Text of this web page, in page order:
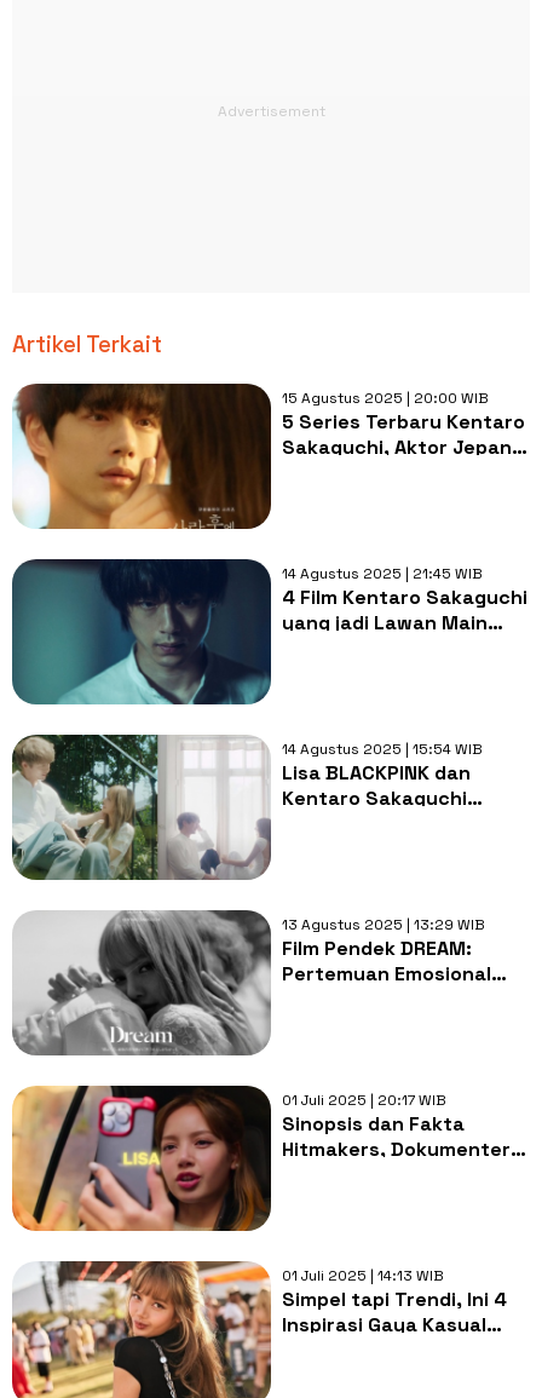
Artikel Terkait
15 Agustus 2025 | 20:00 WIB
5 Series Terbaru Kentaro
Sakaguchi, Aktor Jepang
14 Agustus 2025 | 21:45 WIB
4 Film Kentaro Sakaguchi
yang jadi Lawan Main
14 Agustus 2025 | 15:54 WIB
Lisa BLACKPINK dan
Kentaro Sakaguchi
13 Agustus 2025 | 13:29 WIB
Film Pendek DREAM:
Pertemuan Emosional
01 Juli 2025 | 20:17 WIB
Sinopsis dan Fakta
Hitmakers, Dokumenter
01 Juli 2025 | 14:13 WIB
Simpel tapi Trendi, Ini 4
Inspirasi Gaya Kasual